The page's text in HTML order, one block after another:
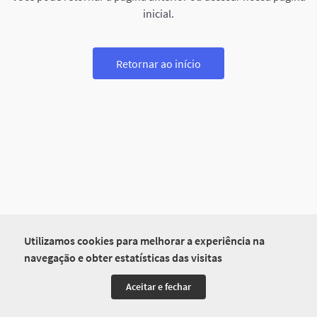
Utilizamos cookies para melhorar a experiência na
navegação e obter estatísticas das visitas
Aceitar e fechar
inicial.
Retornar ao início